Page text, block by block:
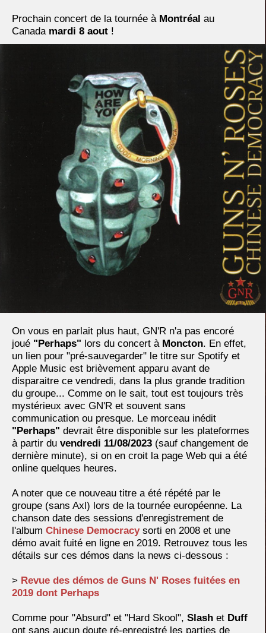
Prochain concert de la tournée à Montréal au
Canada mardi 8 aout !
On vous en parlait plus haut, GN'R n'a pas encoré
joué "Perhaps" lors du concert à Moncton. En effet,
un lien pour "pré-sauvegarder" le titre sur Spotify et
Apple Music est brièvement apparu avant de
disparaitre ce vendredi, dans la plus grande tradition
du groupe... Comme on le sait, tout est toujours très
mystérieux avec GN'R et souvent sans
communication ou presque. Le morceau inédit
"Perhaps" devrait être disponible sur les plateformes
à partir du vendredi 11/08/2023 (sauf changement de
dernière minute), si on en croit la page Web qui a été
online quelques heures.
A noter que ce nouveau titre a été répété par le
groupe (sans Axl) lors de la tournée européenne. La
chanson date des sessions d'enregistrement de
l'album Chinese Democracysorti en 2008 et une
démo avait fuité en ligne en 2019. Retrouvez tous les
détails sur ces démos dans la news ci-dessous :
> Revue des démos de Guns N' Roses fuitées en
2019 dont Perhaps
Comme pour "Absurd" et "Hard Skool", Slash et Duff
ont sans aucun doute ré-enregistré les parties de